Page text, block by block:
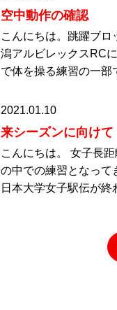
空中動作の確認
こんにちは。跳躍ブ
潟アルビレックスRC
で体を操る練習の一
2021.01.10
来シーズンに向けて
こんにちは。 女子長
の中での練習となって
日本大学女子駅伝が